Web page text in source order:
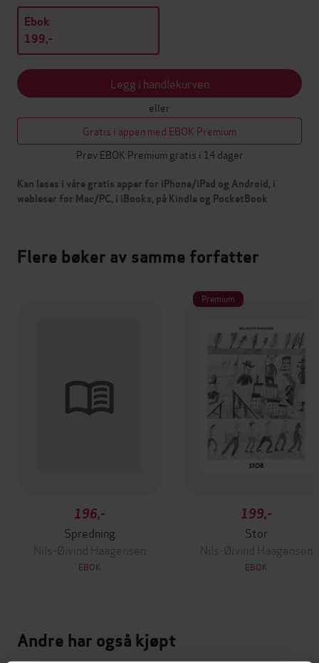
Ebok
199,-
Legg i handlekurven
eller
Gratis i appen med EBOK Premium
Prøv EBOK Premium gratis i 14 dager
Kan leses i våre gratis apper for iPhone/iPad og Android, i
webleser for Mac/PC, i iBooks, på Kindle og PocketBook
Flere bøker av samme forfatter
196,-
Spredning
Nils-Øivind Haagensen
EBOK
Premium
199,-
Stor
Nils-Øivind Haagensen
EBOK
Andre har også kjøpt